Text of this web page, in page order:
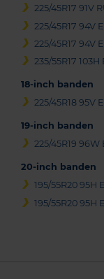
225/45R17 91V
225/45R17 94V
225/45R17 94V
235/55R17
18-inch banden
225/45R18 95V
19-inch banden
225/45R19 96W
20-inch banden
195/55R20 95H
195/55R20 95H